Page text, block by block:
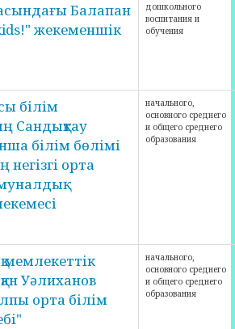
Балапан
жекеменшік
дошкольного
воспитания и
обучения
білім
Сандықтау
білім бөлімі
орта
начального,
основного среднего
и общего среднего
образования
Уәлиханов
орта білім
начального,
основного среднего
и общего среднего
образования